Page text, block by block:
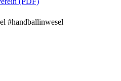
#handballinwesel